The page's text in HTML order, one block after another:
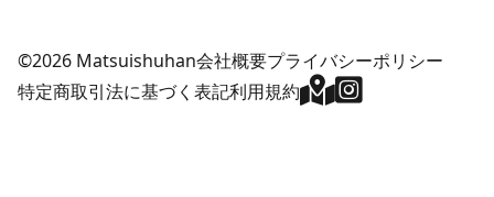
©2026 Matsuishuhan会社概要プライバシーポリシー
特定商取引法に基づく表記利用規約